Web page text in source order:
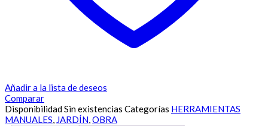
Añadir a la lista de deseos
Comparar
DisponibilidadSin existencias Categorías HERRAMIENTAS
MANUALES, JARDÍN,OBRA